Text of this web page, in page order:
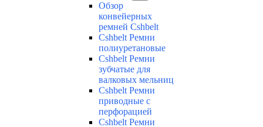
Обзор
конвейерных
ремней Cshbelt
Cshbelt Ремни
полиуретановые
Cshbelt Ремни
зубчатые для
валковых мельниц
Cshbelt Ремни
приводные с
перфорацией
Cshbelt Ремни